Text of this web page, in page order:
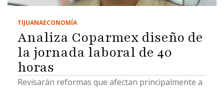
TIJUANAECONOMÍA
Analiza Coparmex diseño de
la jornada laboral de 40
horas
Revisarán reformas que afectan principalmente a